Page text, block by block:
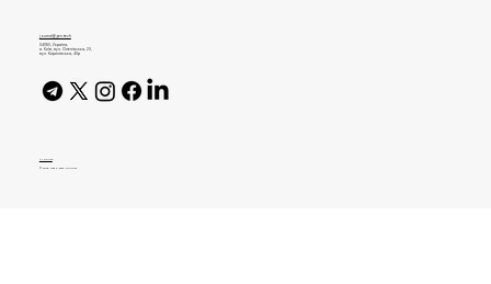
journal@gen.tech
04080, Україна,
м. Київ, вул. Оленівська, 23,​
вул. Кирилівська, 40р
© 2026 High Bar Journal